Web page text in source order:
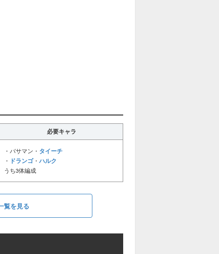
必要キャラ
・バサマン・ タイーチ
・ ドランゴ・ ハルク
うち3体編成
覧を見る